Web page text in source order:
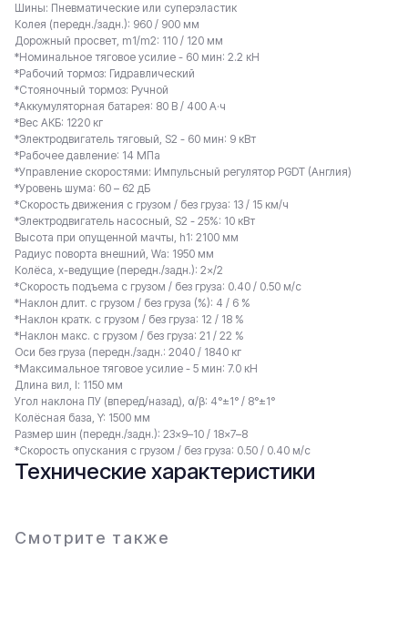
Шины: Пневматические или суперэластик
Колея (передн./задн.): 960 / 900 мм
Дорожный просвет, m1/m2: 110 / 120 мм
*Номинальное тяговое усилие - 60 мин: 2.2 кН
*Рабочий тормоз: Гидравлический
*Стояночный тормоз: Ручной
*Аккумуляторная батарея: 80 В / 400 А·ч
*Вес АКБ: 1220 кг
*Электродвигатель тяговый, S2 - 60 мин: 9 кВт
*Рабочее давление: 14 МПа
*Управление скоростями: Импульсный регулятор PGDT (Англия)
*Уровень шума: 60 – 62 дБ
*Скорость движения с грузом / без груза: 13 / 15 км/ч
*Электродвигатель насосный, S2 - 25%: 10 кВт
Высота при опущенной мачты, h1: 2100 мм
Радиус поворта внешний, Wa: 1950 мм
Колёса, x-ведущие (передн./задн.): 2×/2
*Скорость подъема с грузом / без груза: 0.40 / 0.50 м/с
*Наклон длит. с грузом / без груза (%): 4 / 6 %
*Наклон кратк. с грузом / без груза: 12 / 18 %
*Наклон макс. с грузом / без груза: 21 / 22 %
Оси без груза (передн./задн.: 2040 / 1840 кг
*Maксимальное тяговое усилие - 5 мин: 7.0 кН
Длина вил, l: 1150 мм
Угол наклона ПУ (вперед/назад), α/β: 4°±1° / 8°±1°
Колёсная база, Y: 1500 мм
Размер шин (передн./задн.): 23×9–10 / 18×7–8
*Скорость опускания с грузом / без груза: 0.50 / 0.40 м/с
Технические характеристики
Смотрите также